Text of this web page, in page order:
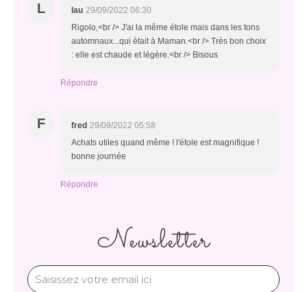
L lau 29/09/2022 06:30
Rigolo,<br /> J'ai la même étole mais dans les tons
automnaux...qui était à Maman.<br /> Très bon choix
: elle est chaude et légère.<br /> Bisous
Répondre
F fred 29/09/2022 05:58
Achats utiles quand même ! l'étole est magnifique !
bonne journée
Répondre
Newsletter